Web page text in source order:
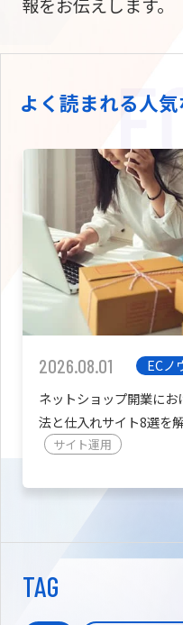
海外進
カス
報をお伝えします。
よく読まれる人
2026.08.01
ECノ
ネットショップ開業に
法と仕入れサイト8選を
サイト運用
TAG